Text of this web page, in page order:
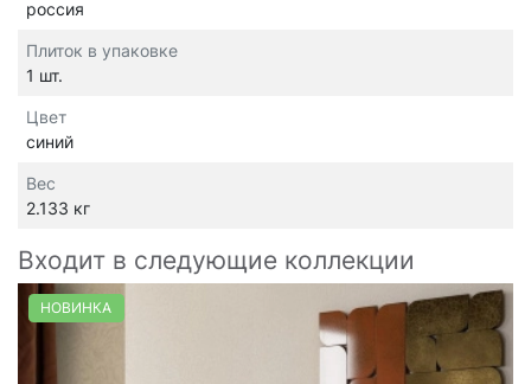
россия
Плиток в упаковке
1 шт.
Цвет
синий
Вес
2.133 кг
Входит в следующие коллекции
НОВИНКА